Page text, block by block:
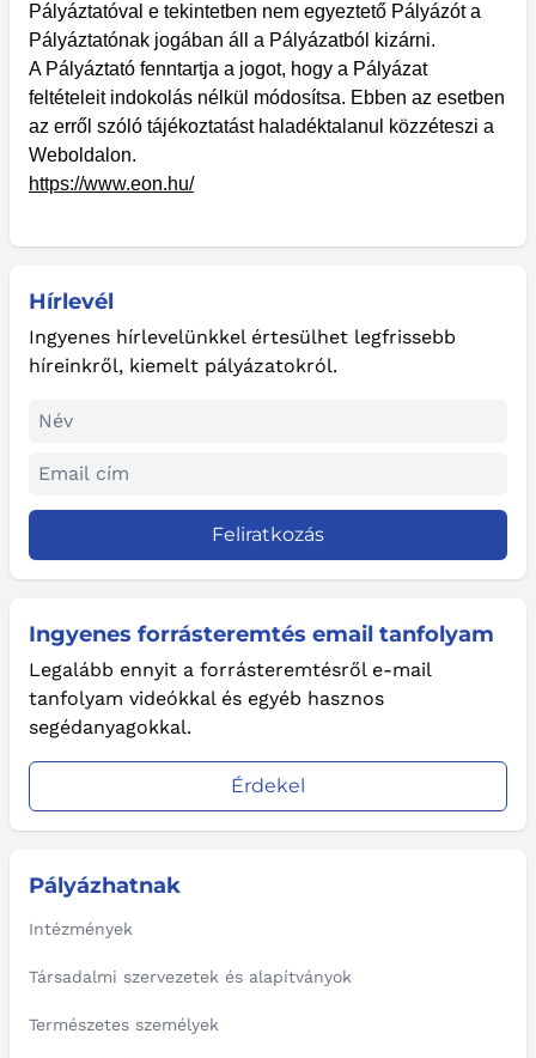
Hírlevél
Ingyenes hírlevelünkkel értesülhet legfrissebb
híreinkről, kiemelt pályázatokról.
Feliratkozás
Ingyenes forrásteremtés email tanfolyam
Legalább ennyit a forrásteremtésről e-mail
tanfolyam videókkal és egyéb hasznos
segédanyagokkal.
Érdekel
Pályázhatnak
Intézmények
Társadalmi szervezetek és alapítványok
Természetes személyek
Pályáztatóval e tekintetben nem egyeztető Pályázót a
Pályáztatónak jogában áll a Pályázatból kizárni.
A Pályáztató fenntartja a jogot, hogy a Pályázat
feltételeit indokolás nélkül módosítsa. Ebben az esetben
az erről szóló tájékoztatást haladéktalanul közzéteszi a
Weboldalon.
https://www.eon.hu/